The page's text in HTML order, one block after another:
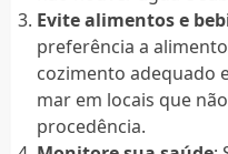
Evite alimentos e
preferência a
cozimento adequado
mar em locais que
procedência.